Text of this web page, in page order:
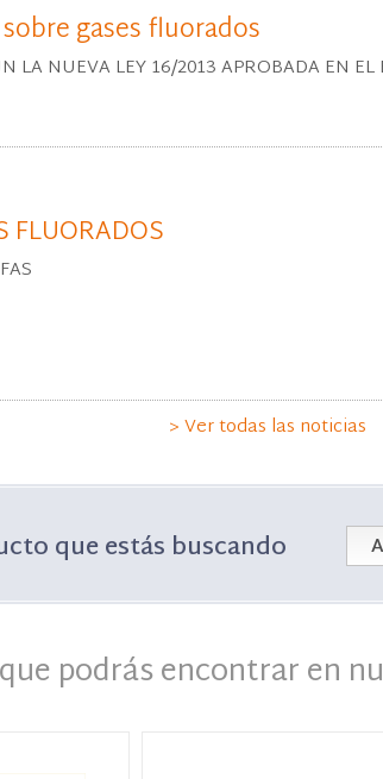
gases fluorados
LA NUEVA LEY 16/2013 APROBADA EN
FLUORADOS
> Ver todas las noticias
que estás buscando
podrás encontrar en